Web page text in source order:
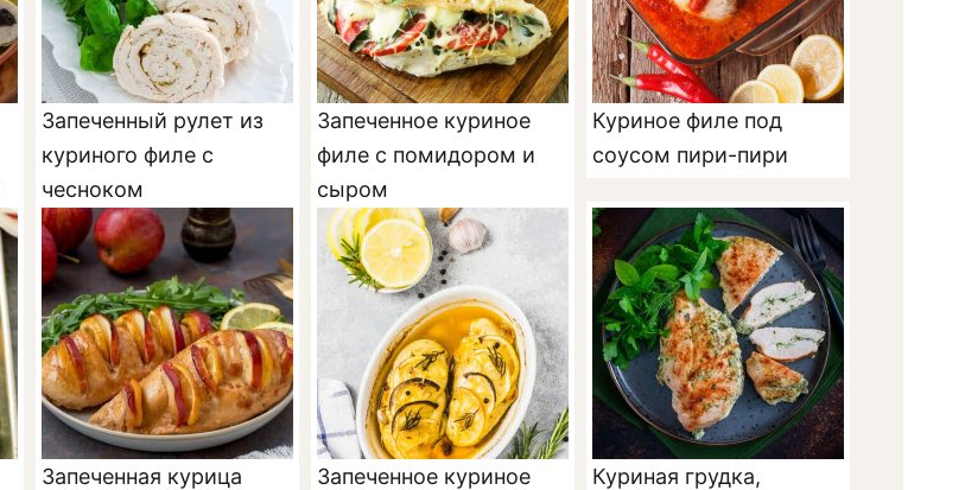
Запеченный рулет из
куриного филе с
чесноком
Запеченное куриное
филе с помидором и
сыром
Куриное филе под
соусом пири-пири
Запеченная курица
Запеченное куриное
Куриная грудка,